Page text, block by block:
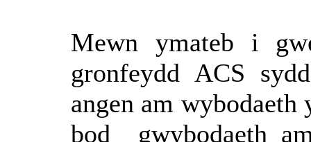
Mewn ymateb i
gronfeydd ACS
angen am wybodaeth
bod
gwybodaeth